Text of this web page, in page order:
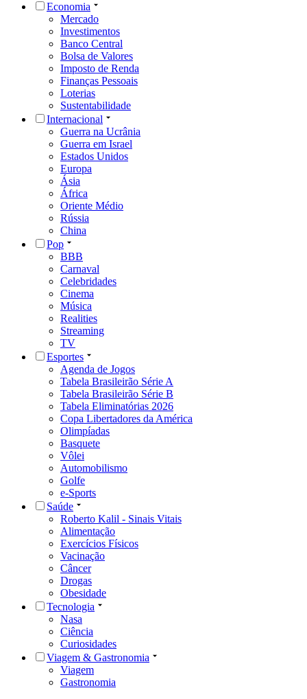
Economia
Mercado
Investimentos
Banco Central
Bolsa de Valores
Imposto de Renda
Finanças Pessoais
Loterias
Sustentabilidade
Internacional
Guerra na Ucrânia
Guerra em Israel
Estados Unidos
Europa
Ásia
África
Oriente Médio
Rússia
China
Pop
BBB
Carnaval
Celebridades
Cinema
Música
Realities
Streaming
TV
Esportes
Agenda de Jogos
Tabela Brasileirão Série A
Tabela Brasileirão Série B
Tabela Eliminatórias 2026
Copa Libertadores da América
Olimpíadas
Basquete
Vôlei
Automobilismo
Golfe
e-Sports
Saúde
Roberto Kalil - Sinais Vitais
Alimentação
Exercícios Físicos
Vacinação
Câncer
Drogas
Obesidade
Tecnologia
Nasa
Ciência
Curiosidades
Viagem & Gastronomia
Viagem
Gastronomia